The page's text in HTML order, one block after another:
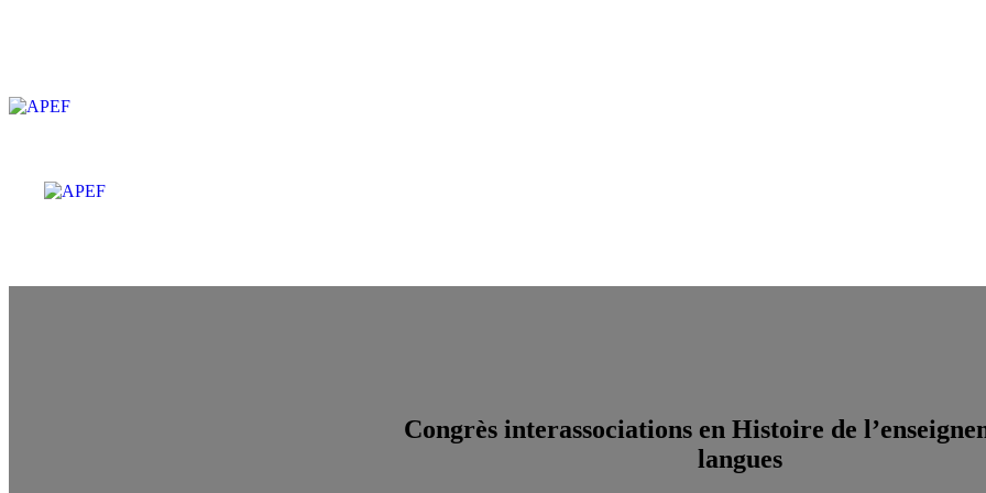
Congrès interassociations en Histoire de
langues